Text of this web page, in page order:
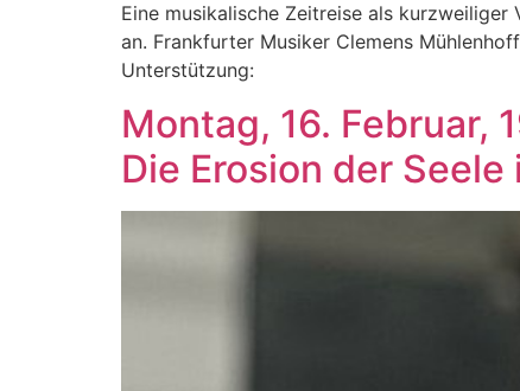
Eine musikalische Zeitreise als
an. Frankfurter Musiker Clemens
Unterstützung:
Montag, 16. Februar,
Die Erosion der